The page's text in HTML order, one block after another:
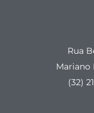
Rua
Mariano
(32)